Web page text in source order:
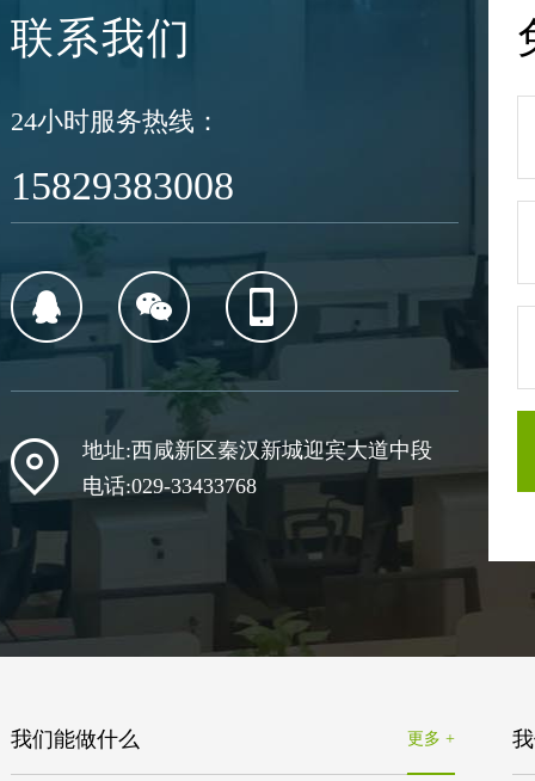
联系我们
24小时服务热线：
15829383008
地址:西咸新区秦汉新城迎宾大道中段
电话:029-33433768
更多 +
我们能做什么